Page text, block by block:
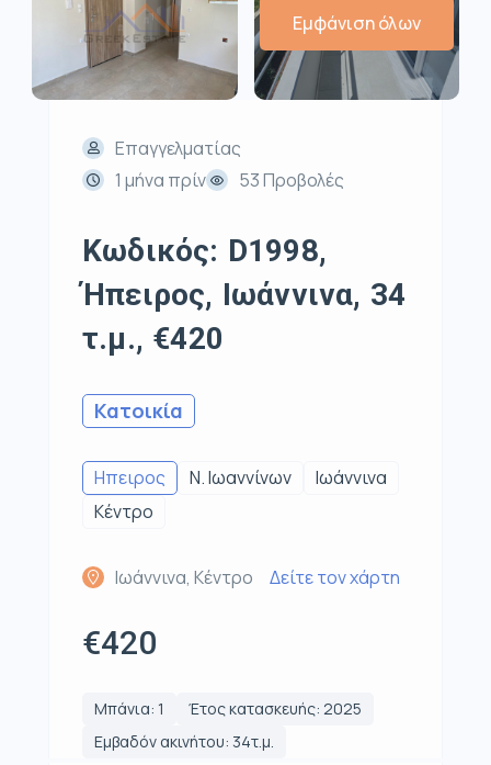
Εμφάνιση όλων
Επαγγελματίας
1 μήνα πρίν
53 Προβολές
Κωδικός: D1998,
Ήπειρος, Ιωάννινα, 34
τ.μ., €420
Κατοικία
Ηπειρος Ν. Ιωαννίνων
Ιωάννινα
Κέντρο
Ιωάννινα, Κέντρο Δείτε τον χάρτη
€420
Μπάνια: 1
Έτος κατασκευής: 2025
Εμβαδόν ακινήτου: 34τ.μ.